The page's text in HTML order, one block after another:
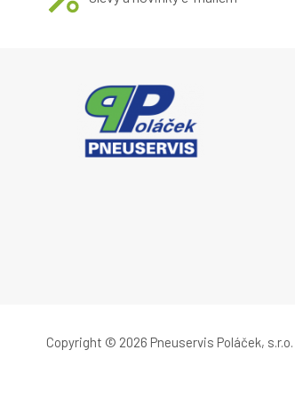
Copyright © 2026 Pneuservis Poláček, s.r.o.